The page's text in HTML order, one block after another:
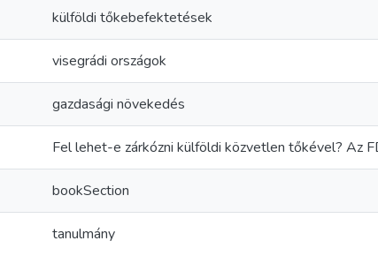
külföldi tőkebefektetések
visegrádi országok
gazdasági növekedés
Fel lehet-e zárkózni külföldi közvetlen tőkével? Az
bookSection
tanulmány